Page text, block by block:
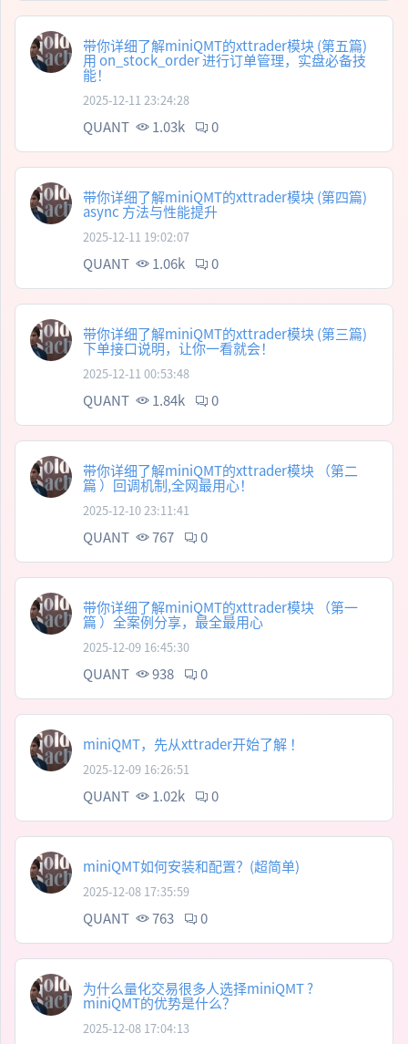
带你详细了解miniQMT的xttrader模块 (第五篇)
用 on_stock_order 进行订单管理，实盘必备技
能！
2025-12-11 23:24:28
QUANT 1.03k 0
带你详细了解miniQMT的xttrader模块 (第四篇)
async 方法与性能提升
2025-12-11 19:02:07
QUANT 1.06k 0
带你详细了解miniQMT的xttrader模块 (第三篇)
下单接口说明，让你一看就会！
2025-12-11 00:53:48
QUANT 1.84k 0
带你详细了解miniQMT的xttrader模块 （第二
篇 ）回调机制,全网最用心！
2025-12-10 23:11:41
QUANT 767 0
带你详细了解miniQMT的xttrader模块 （第一
篇 ）全案例分享，最全最用心
2025-12-09 16:45:30
QUANT 938 0
miniQMT，先从xttrader开始了解 ！
2025-12-09 16:26:51
QUANT 1.02k 0
miniQMT如何安装和配置？(超简单)
2025-12-08 17:35:59
QUANT 763 0
为什么量化交易很多人选择miniQMT ?
miniQMT的优势是什么？
2025-12-08 17:04:13